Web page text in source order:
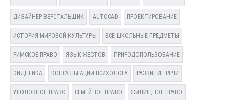
ДИЗАЙНЕР-ВЕРСТАЛЬЩИК AUTOCAD ПРОЕКТИРОВАНИЕ
ИСТОРИЯ МИРОВОЙ КУЛЬТУРЫ ВСЕ ШКОЛЬНЫЕ ПРЕДМЕТЫ
РИМСКОЕ ПРАВО ЯЗЫК ЖЕСТОВ ПРИРОДОПОЛЬЗОВАНИЕ
ЭЙДЕТИКА КОНСУЛЬТАЦИИ ПСИХОЛОГА РАЗВИТИЕ РЕЧИ
УГОЛОВНОЕ ПРАВО СЕМЕЙНОЕ ПРАВО ЖИЛИЩНОЕ ПРАВО